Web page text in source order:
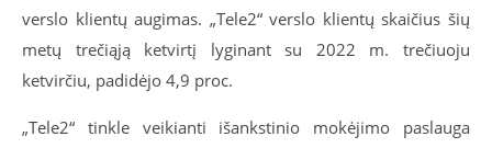
verslo klientų augimas. „Tele2“ verslo klientų skaičius šių
metų trečiąją ketvirtį lyginant su 2022 m. trečiuoju
ketvirčiu, padidėjo 4,9 proc.
„Tele2“ tinkle veikianti išankstinio mokėjimo paslauga